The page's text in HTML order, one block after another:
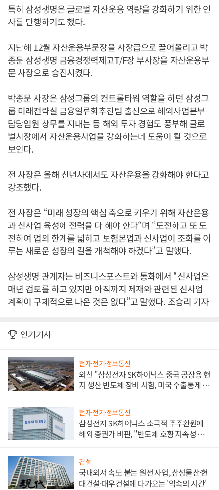
특히 삼성생명은 글로벌 자산운용 역량을 강화하기 위한 인
사를 단행하기도 했다.
지난해 12월 자산운용부문장을 사장급으로 끌어올리고 박
종문 삼성생명 금융경쟁력제고T/F장 부사장을 자산운용부
문 사장으로 승진시켰다.
박종문 사장은 삼성그룹의 컨트롤타워 역할을 하던 삼성그
룹 미래전략실 금융일류화추진팀 출신으로 해외사업본부
담당임원 상무를 지내는 등 해외 투자 경험도 풍부해 글로
벌시장에서 자산운용사업을 강화하는데 도움이 될 것으로
보인다.
전 사장은 올해 신년사에서도 자산운용을 강화해야 한다고
강조했다.
전 사장은 “미래 성장의 핵심 축으로 키우기 위해 자산운용
과 신사업 육성에 전력을 다 해야 한다“며 “도전하고 또 도
전하여 업의 한계를 넓히고 보험본업과 신사업이 조화를 이
루는 새로운 성장의 길을 개척해야 하겠다”고 말했다.
삼성생명 관계자는 비즈니스포스트와 통화에서 “신사업은
매년 검토를 하고 있지만 아직까지 제재와 관련된 신사업
계획이 구체적으로 나온 것은 없다”고 말했다. 조승리 기자
인기기사
전자·전기·정보통신
외신 "삼성전자 SK하이닉스 중국 공장용 현
지 생산 반도체 장비 시험, 미국 수출통제 대
전자·전기·정보통신
삼성전자 SK하이닉스 소극적 주주환원에
해외 증권가 비판, "반도체 호황 지속성 의
건설
국내외서 속도 붙는 원전 사업, 삼성물산·현
대건설·대우건설에 다가오는 '약속의 시간'